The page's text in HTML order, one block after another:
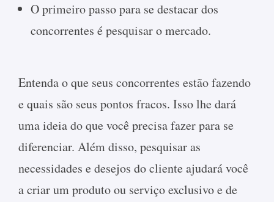
O primeiro passo para se destacar dos
concorrentes é pesquisar o mercado.
Entenda o que seus concorrentes estão fazendo
e quais são seus pontos fracos. Isso lhe dará
uma ideia do que você precisa fazer para se
diferenciar. Além disso, pesquisar as
necessidades e desejos do cliente ajudará você
a criar um produto ou serviço exclusivo e de